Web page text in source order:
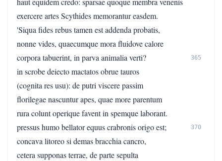
exercere artes Scythides memorantur easdem.
'Siqua fides rebus tamen est addenda probatis,
nonne vides, quaecumque mora fluidove calore
corpora tabuerint, in parva animalia verti?
365
in scrobe deiecto mactatos obrue tauros
(cognita res usu): de putri viscere passim
florilegae nascuntur apes, quae more parentum
rura colunt operique favent in spemque laborant.
pressus humo bellator equus crabronis origo est;
370
concava litoreo si demas bracchia cancro,
cetera supponas terrae, de parte sepulta